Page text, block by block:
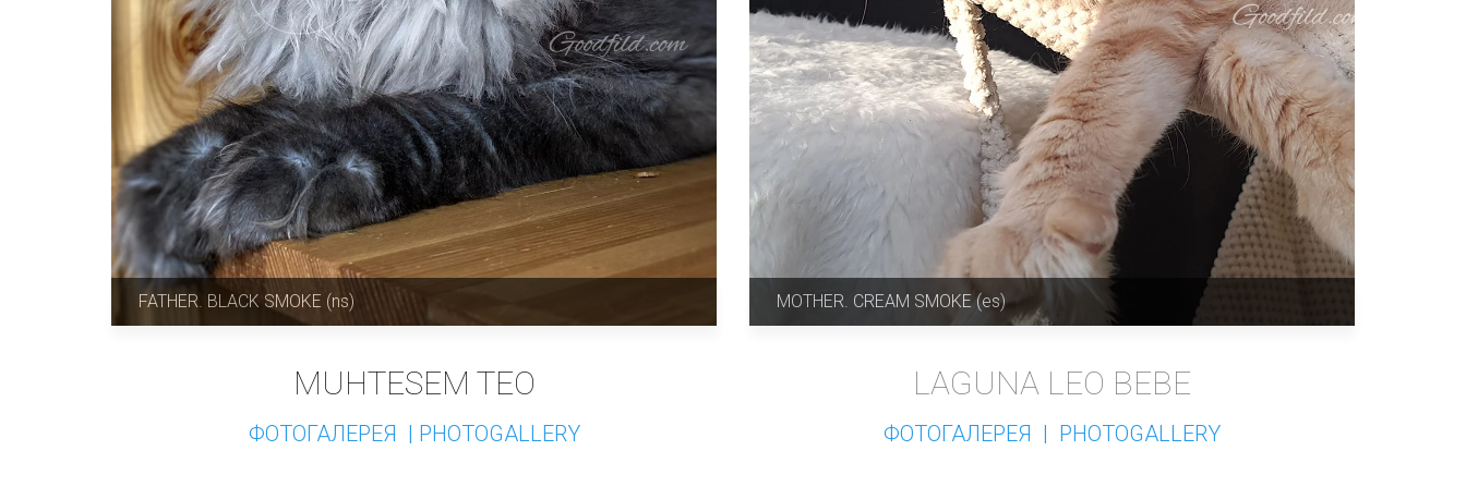
FATHER. BLACK SMOKE (ns)
MUHTESEM TEO
ФОТОГАЛЕРЕЯ | PHOTOGALLERY
MOTHER. CREAM SMOKE (es)
L AGUNA LEO BEBE
ФОТОГАЛЕРЕЯ  |  PHOTOGALLERY